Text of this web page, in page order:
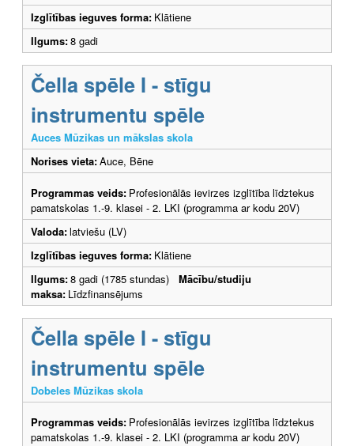
Izglītības ieguves forma: Klātiene
Ilgums:8 gadi
Čella spēle I - stīgu
instrumentu spēle
Auces Mūzikas un mākslas skola
Norises vieta:Auce, Bēne
Programmas veids: Profesionālās ievirzes izglītība līdztekus
pamatskolas 1.-9. klasei - 2. LKI (programma ar kodu 20V)
Valoda:latviešu (LV)
Izglītības ieguves forma: Klātiene
Ilgums:8 gadi (1785 stundas) Mācību/studiju
maksa: Līdzfinansējums
Čella spēle I - stīgu
instrumentu spēle
Dobeles Mūzikas skola
Programmas veids: Profesionālās ievirzes izglītība līdztekus
pamatskolas 1.-9. klasei - 2. LKI (programma ar kodu 20V)